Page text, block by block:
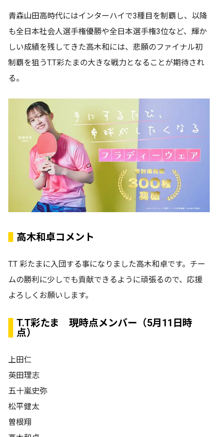
青森山田高時代にはインターハイで3種目を制覇し、以降
も全日本社会人選手権優勝や全日本選手権3位など、輝か
しい成績を残してきた高木和には、悲願のファイナル初
制覇を狙うT.T彩たまの大きな戦力となることが期待され
る。
高木和卓コメント
T.T 彩たまに入団する事になりました高木和卓です。チー
ムの勝利に少しでも貢献できるように頑張るので、応援
よろしくお願いします。
T.T彩たま 現時点メンバー（5月11日時
点）
上田仁
英田理志
五十嵐史弥
松平健太
曽根翔